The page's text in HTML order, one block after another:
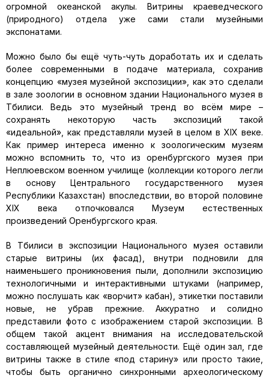
огромной океанской акулы. Витрины краеведческого
(природного) отдела уже сами стали музейными
экспонатами.
Можно было бы ещё чуть-чуть доработать их и сделать
более современными в подаче материала, сохранив
концепцию «музея музейной экспозиции», как это сделали
в зале зоологии в основном здании Национального музея в
Тбилиси. Ведь это музейный тренд во всём мире –
сохранять некоторую часть экспозиций такой
«идеальной», как представляли музей в целом в XIX веке.
Как пример интереса именно к зоологическим музеям
можно вспомнить то, что из оренбургского музея при
Неплюевском военном училище (коллекции которого легли
в основу Центрального государственного музея
Республики Казахстан) впоследствии, во второй половине
XIX века отпочковался Музеум естественных
произведений Оренбургского края.
В Тбилиси в экспозиции Национального музея оставили
старые витрины (их фасад), внутри подновили для
наименьшего проникновения пыли, дополнили экспозицию
технологичными и интерактивными штуками (например,
можно послушать как «ворчит» кабан), этикетки поставили
новые, не убрав прежние. Аккуратно и солидно
представили фото с изображением старой экспозиции. В
общем такой акцент внимания на исследовательской
составляющей музейный деятельности. Ещё один зал, где
витрины также в стиле «под старину» или просто такие,
чтобы быть органично синхронными археологическому